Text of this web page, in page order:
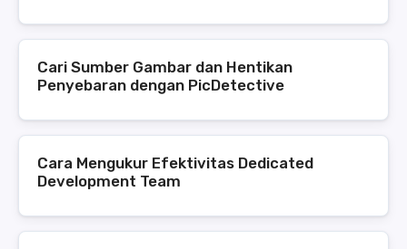
Cari Sumber Gambar dan Hentikan
Penyebaran dengan PicDetective
Cara Mengukur Efektivitas Dedicated
Development Team